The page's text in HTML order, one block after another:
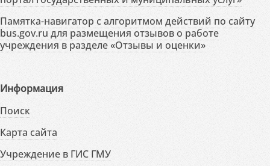
Памятка-навигатор с алгоритмом действий по сайту
bus.gov.ru для размещения отзывов о работе
учреждения в разделе «Отзывы и оценки»
Информация
Поиск
Карта сайта
Учреждение в ГИС ГМУ